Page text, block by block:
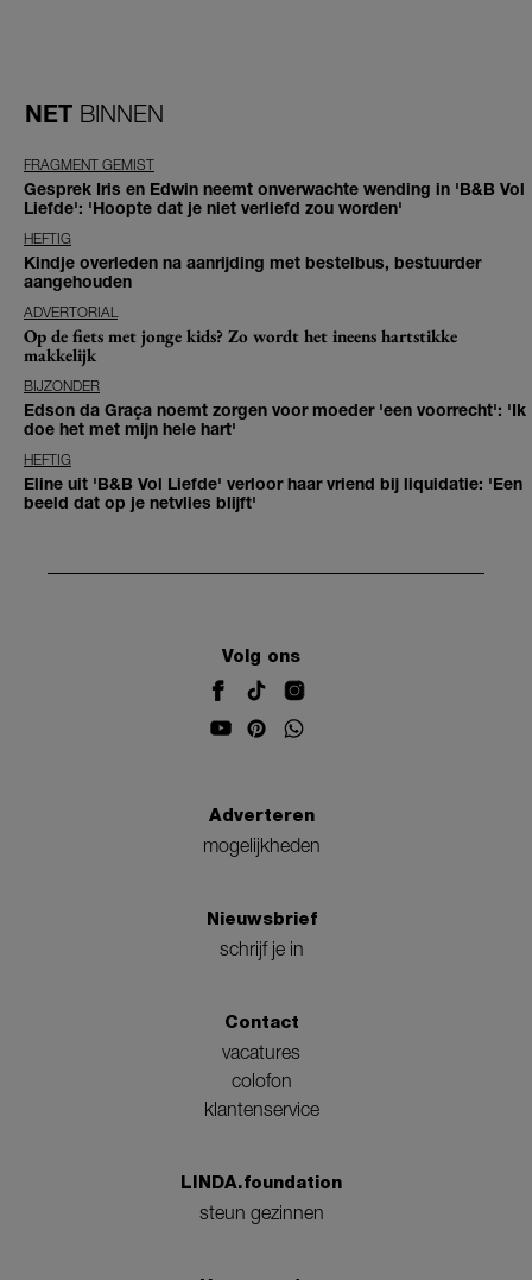
NET BINNEN
FRAGMENT GEMIST
Gesprek Iris en Edwin neemt onverwachte wending in 'B&B Vol
Liefde': 'Hoopte dat je niet verliefd zou worden'
HEFTIG
Kindje overleden na aanrijding met bestelbus, bestuurder
aangehouden
ADVERTORIAL
Op de fiets met jonge kids? Zo wordt het ineens hartstikke
makkelijk
BIJZONDER
Edson da Graça noemt zorgen voor moeder 'een voorrecht': 'Ik
doe het met mijn hele hart'
HEFTIG
Eline uit 'B&B Vol Liefde' verloor haar vriend bij liquidatie: 'Een
beeld dat op je netvlies blijft'
Volg ons
Adverteren
mogelijkheden
Nieuwsbrief
schrijf je in
Contact
vacatures
colofon
klantenservice
LINDA.foundation
steun gezinnen